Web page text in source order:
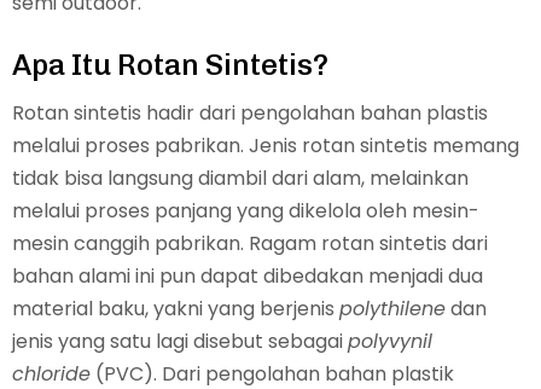
Apa Itu Rotan Sintetis?
Rotan sintetis hadir dari pengolahan bahan plastis
melalui proses pabrikan. Jenis rotan sintetis memang
tidak bisa langsung diambil dari alam, melainkan
melalui proses panjang yang dikelola oleh mesin-
mesin canggih pabrikan. Ragam rotan sintetis dari
bahan alami ini pun dapat dibedakan menjadi dua
material baku, yakni yang berjenis polythilenedan
jenis yang satu lagi disebut sebagaipolyvynil
chloride (PVC). Dari pengolahan bahan plastik